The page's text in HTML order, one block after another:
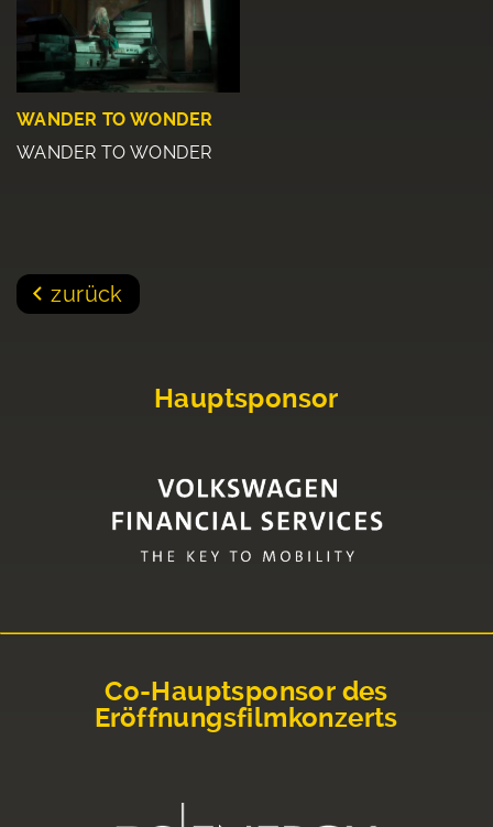
WANDER TO WONDER
WANDER TO WONDER
zurück
Hauptsponsor
Co-Hauptsponsor des
Eröffnungsfilmkonzerts